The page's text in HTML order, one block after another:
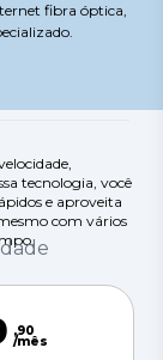
fibra óptica,
tecnologia, você
e aproveita
com vários
,90
/mês